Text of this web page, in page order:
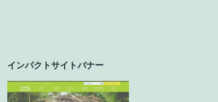
ョ
ン
インパクトサイトバナー